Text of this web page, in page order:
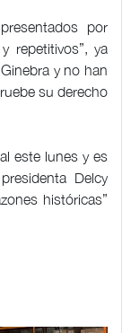
por
repetitivos”, ya
y no han
su derecho
este lunes y es
Delcy
históricas”